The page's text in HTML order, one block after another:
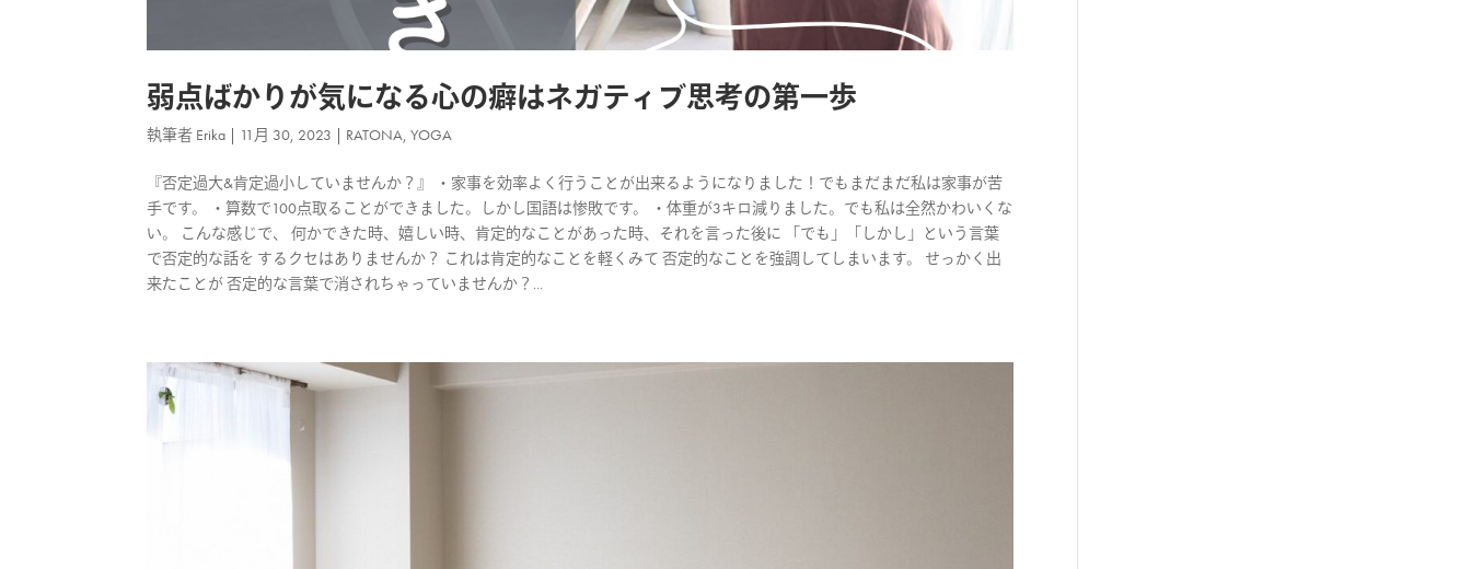
弱点ばかりが気になる心の癖はネガティブ思考の第一歩
執筆者 Erika | 11月 30, 2023 | RATONA,YOGA
『否定過大&肯定過小していませんか？』 ・家事を効率よく行うことが出来るようになりました！でもまだまだ私は家事が苦
手です。 ・算数で100点取ることができました。しかし国語は惨敗です。 ・体重が3キロ減りました。でも私は全然かわいくな
い。 こんな感じで、 何かできた時、嬉しい時、肯定的なことがあった時、それを言った後に 「でも」「しかし」という言葉
で否定的な話を するクセはありませんか？ これは肯定的なことを軽くみて 否定的なことを強調してしまいます。 せっかく出
来たことが 否定的な言葉で消されちゃっていませんか？...